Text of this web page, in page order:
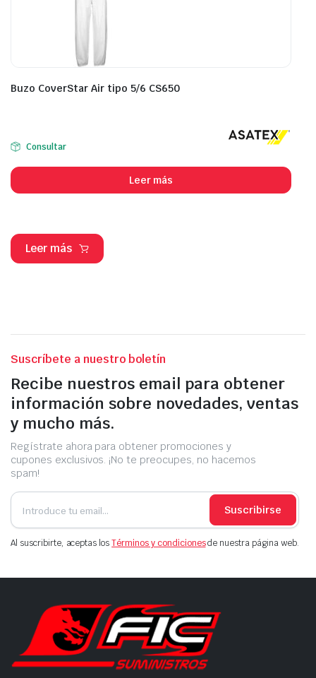
Buzo CoverStar Air tipo 5/6 CS650
Consultar
Leer más
Leer más
Suscríbete a nuestro boletín
Recibe nuestros email para obtener
información sobre novedades, ventas
y mucho más.
Regístrate ahora para obtener promociones y
cupones exclusivos. ¡No te preocupes, no hacemos
spam!
Suscribirse
Al suscribirte, aceptas losTérminos y condicionesde nuestra página web.